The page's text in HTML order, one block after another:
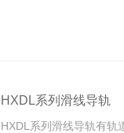
HXDL系列滑线导轨
HXDL系列滑线导轨有轨